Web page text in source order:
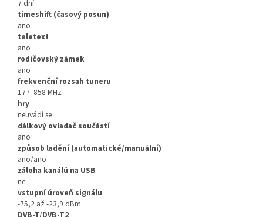
7 dní
timeshift (časový posun)
ano
teletext
ano
rodičovský zámek
ano
frekvenční rozsah tuneru
177–858 MHz
hry
neuvádí se
dálkový ovladač součástí
ano
způsob ladění (automatické/manuální)
ano/ano
záloha kanálů na USB
ne
vstupní úroveň signálu
-75,2 až -23,9 dBm